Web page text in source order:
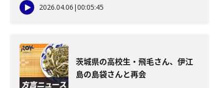
2026.04.06 |00:05:45
茨城県の高校生・飛毛さん、伊江
島の島袋さんと再会